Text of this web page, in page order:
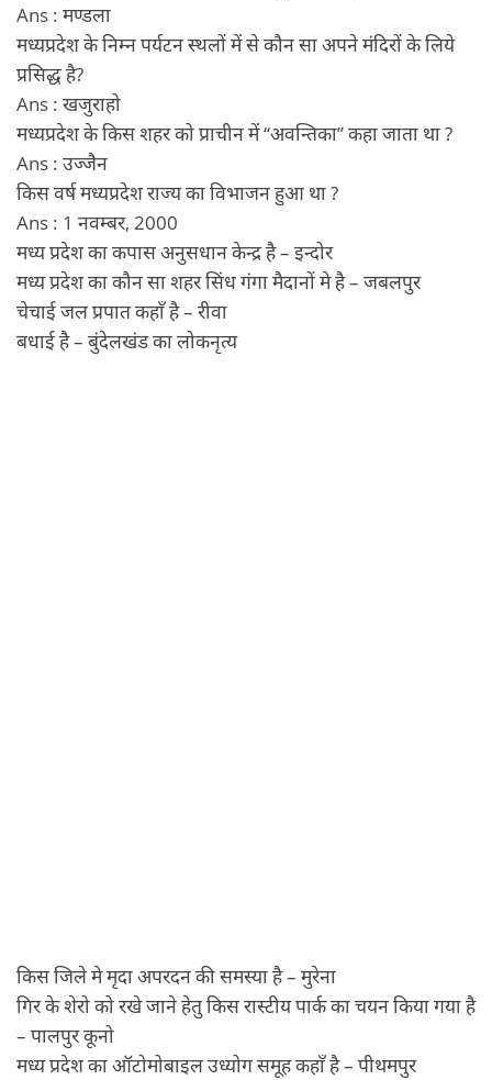
Ans : मण्डला
मध्यप्रदेश के निम्न पर्यटन स्थलों में से कौन सा अपने मंदिरों के लिये
प्रसिद्ध है?
Ans : खजुराहो
मध्यप्रदेश के किस शहर को प्राचीन में “अवन्तिका” कहा जाता था ?
Ans : उज्जैन
किस वर्ष मध्यप्रदेश राज्य का विभाजन हुआ था ?
Ans : 1 नवम्बर, 2000
मध्य प्रदेश का कपास अनुसधान केन्द्र है – इन्दोर
मध्य प्रदेश का कौन सा शहर सिंध गंगा मैदानों मे है – जबलपुर
चेचाई जल प्रपात कहाँ है – रीवा
बधाई है – बुंदेलखंड का लोकनृत्य
किस जिले मे मृदा अपरदन की समस्या है – मुरेना
गिर के शेरो को रखे जाने हेतु किस रास्टीय पार्क का चयन किया गया है
– पालपुर कूनो
मध्य प्रदेश का ऑटोमोबाइल उध्योग समूह कहाँ है – पीथमपुर